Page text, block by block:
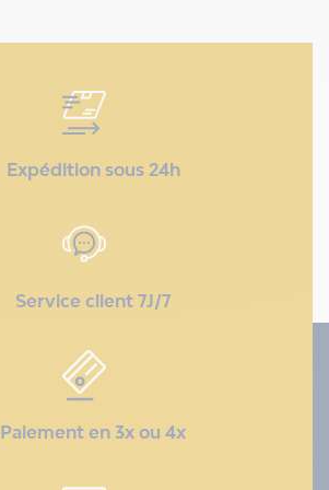
Expédition sous 24h
Service client 7J/7
Paiement en 3x ou 4x